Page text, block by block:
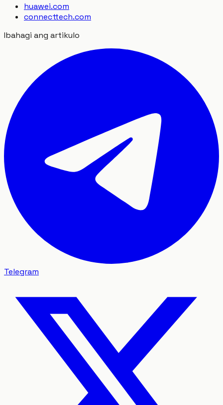
huawei.com
connecttech.com
Ibahagi ang artikulo
Telegram